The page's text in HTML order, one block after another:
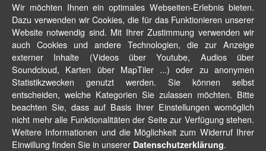
Wir möchten Ihnen ein optimales Webseiten-Erlebnis bieten.
Dazu verwenden wir Cookies, die für das Funktionieren unserer
Website notwendig sind. Mit Ihrer Zustimmung verwenden wir
auch Cookies und andere Technologien, die zur Anzeige
externer Inhalte (Videos über Youtube, Audios über
Soundcloud, Karten über MapTiler ...) oder zu anonymen
Statistikzwecken genutzt werden. Sie können selbst
entscheiden, welche Kategorien Sie zulassen möchten. Bitte
beachten Sie, dass auf Basis Ihrer Einstellungen womöglich
nicht mehr alle Funktionalitäten der Seite zur Verfügung stehen.
Weitere Informationen und die Möglichkeit zum Widerruf Ihrer
Einwillung finden Sie in unserer Datenschutzerklärung.